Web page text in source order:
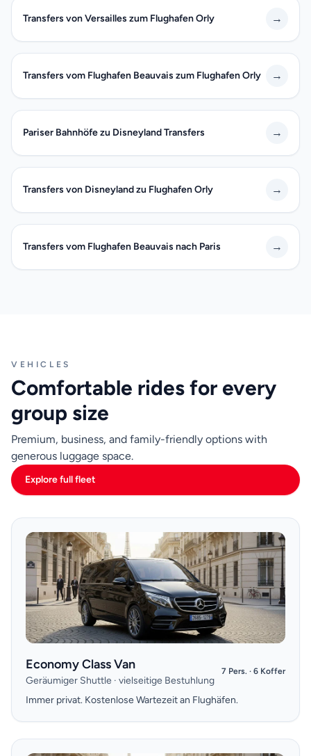
Transfers von Versailles zum Flughafen Orly →
Transfers vom Flughafen Beauvais zum Flughafen Orly →
Pariser Bahnhöfe zu Disneyland Transfers →
Transfers von Disneyland zu Flughafen Orly →
Transfers vom Flughafen Beauvais nach Paris →
VEHICLES
Comfortable rides for every
group size
Premium, business, and family-friendly options with
generous luggage space.
Explore full fleet
Economy Class Van
Geräumiger Shuttle · vielseitige Bestuhlung
7 Pers. · 6 Koffer
Immer privat. Kostenlose Wartezeit an Flughäfen.